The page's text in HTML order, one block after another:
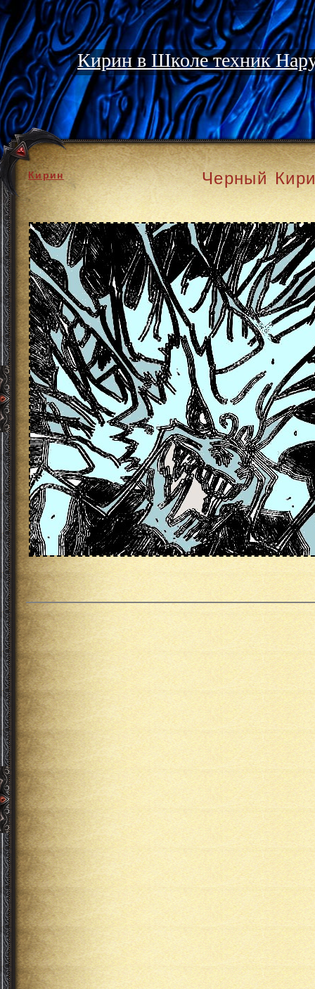
Кирин в Школе техник
Кирин Черный